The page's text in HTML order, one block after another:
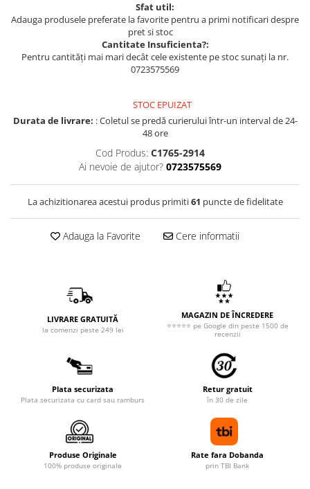
Sfat util:
Adauga produsele preferate la favorite pentru a primi notificari despre
pret si stoc
Cantitate Insuficienta?:
Pentru cantități mai mari decât cele existente pe stoc sunați la nr.
0723575569
STOC EPUIZAT
Durata de livrare: : Coletul se predă curierului într-un interval de 24-
48 ore
Cod Produs: C1765-2914
Ai nevoie de ajutor? 0723575569
La achizitionarea acestui produs primiti61 puncte de fidelitate
Adauga la Favorite Cere informatii
LIVRARE GRATUITĂ
la comenzi peste 249 lei
MAGAZIN DE ÎNCREDERE
⭐⭐⭐⭐⭐ pe Google din peste 1500 de
recenzii
Plata securizata
Plata securizata cu card sau ramburs
Retur gratuit
în 30 de zile
Produse Originale
100% produse originale
Rate fara Dobanda
prin TBI Bank